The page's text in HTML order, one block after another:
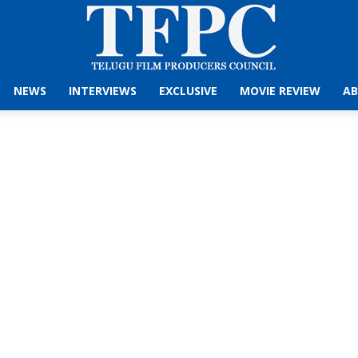
NEWS INTERVIEWS EXCLUSIVE MOVIE REVIEW